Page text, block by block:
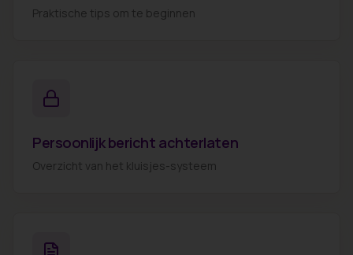
Praktische tips om te beginnen
Persoonlijk bericht achterlaten
Overzicht van het kluisjes-systeem